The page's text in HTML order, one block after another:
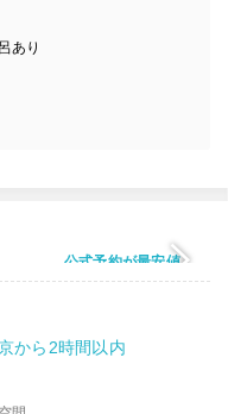
あり
公式予約が最安値
から2時間以内